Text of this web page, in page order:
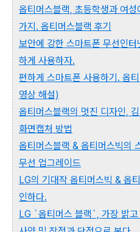
옵티머스블랙, 초등학생과 여
가지. 옵티머스블랙 후기
보안에 강한 스마트폰 무선인
하게 사용하자.
편하게 스마트폰 사용하기. 옵
영상 해설)
옵티머스블랙의 멋진 디자인,
화면캡처 방법
옵티머스블랙 & 옵티머스빅의
무선 업그레이드
LG의 기대작 옵티머스빅 & 옵
인하다.
LG `옵티머스 블랙`, 가장 밝